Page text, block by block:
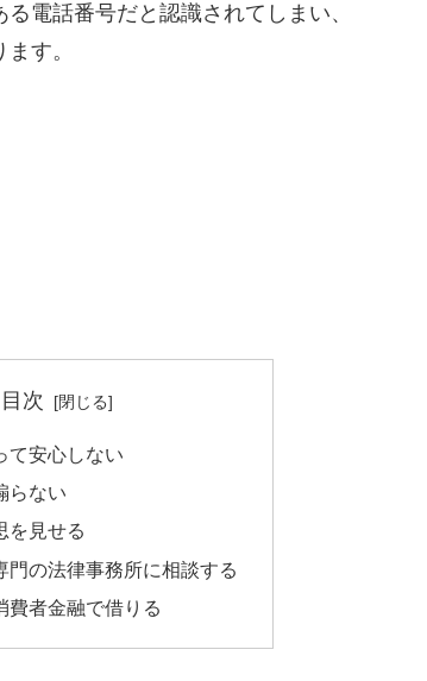
電話番号だと認識されてしまい、
す。
目次
て安心しない
らない
を見せる
門の法律事務所に相談する
費者金融で借りる